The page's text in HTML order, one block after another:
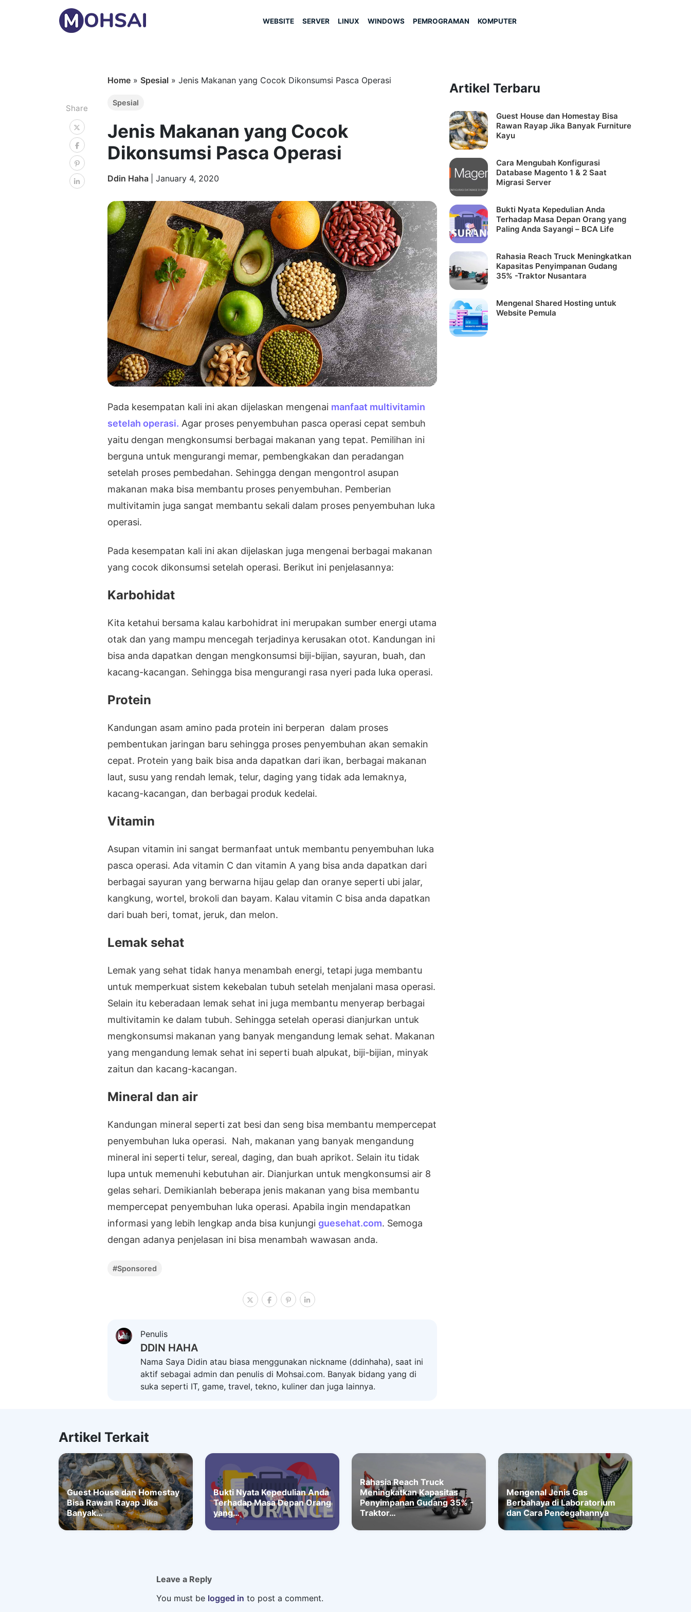
WEBSITE SERVER LINUX WINDOWS PEMROGRAMAN KOMPUTER
Share
Home » Spesial » Jenis Makanan yang Cocok Dikonsumsi Pasca Operasi
Spesial
Jenis Makanan yang Cocok
Dikonsumsi Pasca Operasi
Ddin Haha January 4, 2020
Pada kesempatan kali ini akan dijelaskan mengenai manfaat multivitamin
setelah operasi. Agar proses penyembuhan pasca operasi cepat sembuh
yaitu dengan mengkonsumsi berbagai makanan yang tepat. Pemilihan ini
berguna untuk mengurangi memar, pembengkakan dan peradangan
setelah proses pembedahan. Sehingga dengan mengontrol asupan
makanan maka bisa membantu proses penyembuhan. Pemberian
multivitamin juga sangat membantu sekali dalam proses penyembuhan luka
operasi.
Pada kesempatan kali ini akan dijelaskan juga mengenai berbagai makanan
yang cocok dikonsumsi setelah operasi. Berikut ini penjelasannya:
Karbohidat
Kita ketahui bersama kalau karbohidrat ini merupakan sumber energi utama
otak dan yang mampu mencegah terjadinya kerusakan otot. Kandungan ini
bisa anda dapatkan dengan mengkonsumsi biji-bijian, sayuran, buah, dan
kacang-kacangan. Sehingga bisa mengurangi rasa nyeri pada luka operasi.
Protein
Kandungan asam amino pada protein ini berperan dalam proses
pembentukan jaringan baru sehingga proses penyembuhan akan semakin
cepat. Protein yang baik bisa anda dapatkan dari ikan, berbagai makanan
laut, susu yang rendah lemak, telur, daging yang tidak ada lemaknya,
kacang-kacangan, dan berbagai produk kedelai.
Vitamin
Asupan vitamin ini sangat bermanfaat untuk membantu penyembuhan luka
pasca operasi. Ada vitamin C dan vitamin A yang bisa anda dapatkan dari
berbagai sayuran yang berwarna hijau gelap dan oranye seperti ubi jalar,
kangkung, wortel, brokoli dan bayam. Kalau vitamin C bisa anda dapatkan
dari buah beri, tomat, jeruk, dan melon.
Lemak sehat
Lemak yang sehat tidak hanya menambah energi, tetapi juga membantu
untuk memperkuat sistem kekebalan tubuh setelah menjalani masa operasi.
Selain itu keberadaan lemak sehat ini juga membantu menyerap berbagai
multivitamin ke dalam tubuh. Sehingga setelah operasi dianjurkan untuk
mengkonsumsi makanan yang banyak mengandung lemak sehat. Makanan
yang mengandung lemak sehat ini seperti buah alpukat, biji-bijian, minyak
zaitun dan kacang-kacangan.
Mineral dan air
Kandungan mineral seperti zat besi dan seng bisa membantu mempercepat
penyembuhan luka operasi. Nah, makanan yang banyak mengandung
mineral ini seperti telur, sereal, daging, dan buah aprikot. Selain itu tidak
lupa untuk memenuhi kebutuhan air. Dianjurkan untuk mengkonsumsi air 8
gelas sehari. Demikianlah beberapa jenis makanan yang bisa membantu
mempercepat penyembuhan luka operasi. Apabila ingin mendapatkan
informasi yang lebih lengkap anda bisa kunjungi guesehat.com. Semoga
dengan adanya penjelasan ini bisa menambah wawasan anda.
#Sponsored
Penulis
DDIN HAHA
Nama Saya Didin atau biasa menggunakan nickname (ddinhaha), saat ini
aktif sebagai admin dan penulis di Mohsai.com. Banyak bidang yang di
suka seperti IT, game, travel, tekno, kuliner dan juga lainnya.
Artikel Terbaru
Guest House dan Homestay Bisa
Rawan Rayap Jika Banyak Furniture
Kayu
Cara Mengubah Konfigurasi
Database Magento 1 & 2 Saat
Migrasi Server
Bukti Nyata Kepedulian Anda
Terhadap Masa Depan Orang yang
Paling Anda Sayangi – BCA Life
Rahasia Reach Truck Meningkatkan
Kapasitas Penyimpanan Gudang
35% -Traktor Nusantara
Mengenal Shared Hosting untuk
Website Pemula
Artikel Terkait
Guest House dan Homestay
Bisa Rawan Rayap Jika
Banyak…
Bukti Nyata Kepedulian Anda
Terhadap Masa Depan Orang
yang…
Rahasia Reach Truck
Meningkatkan Kapasitas
Penyimpanan Gudang 35% -
Traktor…
Mengenal Jenis Gas
Berbahaya di Laboratorium
dan Cara Pencegahannya
Leave a Reply
You must be logged in to post a comment.